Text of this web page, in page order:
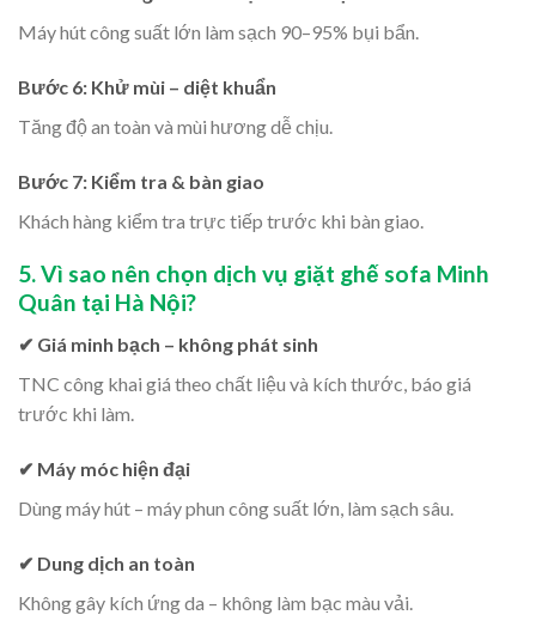
Máy hút công suất lớn làm sạch 90–95% bụi bẩn.
Bước 6: Khử mùi – diệt khuẩn
Tăng độ an toàn và mùi hương dễ chịu.
Bước 7: Kiểm tra & bàn giao
Khách hàng kiểm tra trực tiếp trước khi bàn giao.
5. Vì sao nên chọn dịch vụ giặt ghế sofa Minh
Quân tại Hà Nội?
✔ Giá minh bạch – không phát sinh
TNC công khai giá theo chất liệu và kích thước, báo giá
trước khi làm.
✔ Máy móc hiện đại
Dùng máy hút – máy phun công suất lớn, làm sạch sâu.
✔ Dung dịch an toàn
Không gây kích ứng da – không làm bạc màu vải.